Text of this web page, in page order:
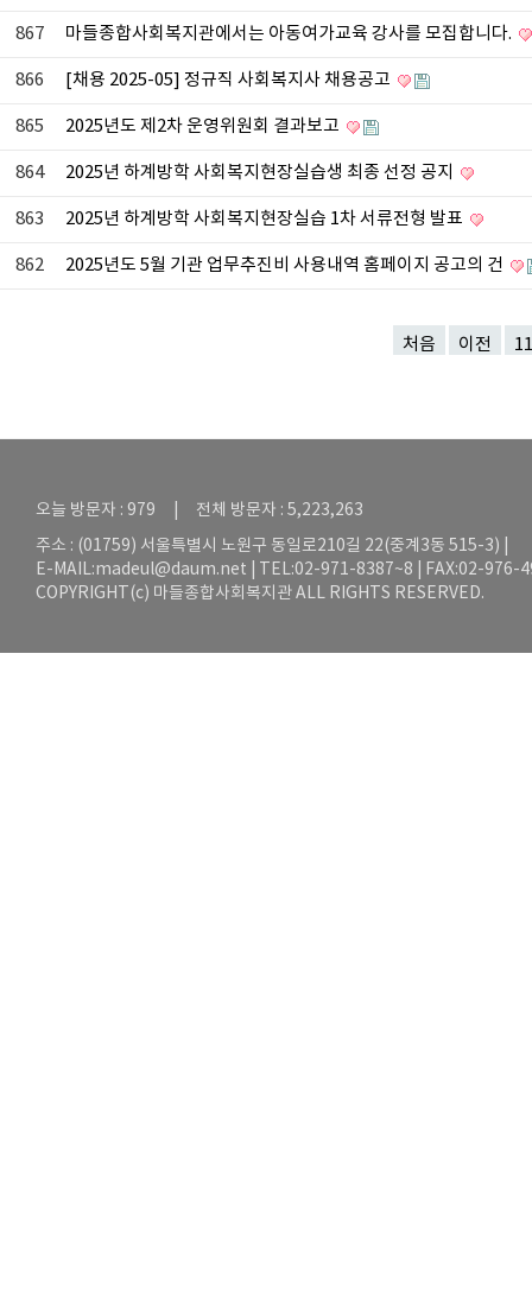
867 마들종합사회복지관에서는 아동여가교육 강사를 모집합니다.
866 [채용 2025-05] 정규직 사회복지사 채용공고
865 2025년도 제2차 운영위원회 결과보고
864 2025년 하계방학 사회복지현장실습생 최종 선정 공지
863 2025년 하계방학 사회복지현장실습 1차 서류전형 발표
862 2025년도 5월 기관 업무추진비 사용내역 홈페이지 공고의 건
처음 이전 11
오늘 방문자 : 979 | 전체 방문자 : 5,223,263
주소 : (01759) 서울특별시 노원구 동일로210길 22(중계3동 515-3) |
E-MAIL:madeul@daum.net | TEL:02-971-8387~8 | FAX:02-976-
COPYRIGHT(c) 마들종합사회복지관 ALL RIGHTS RESERVED.